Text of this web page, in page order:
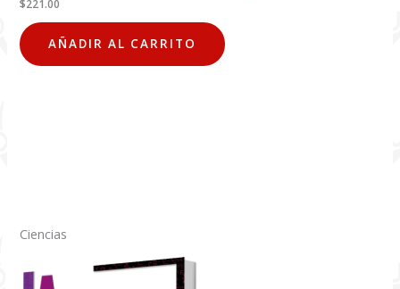
$221.00
AÑADIR AL CARRITO
Ciencias